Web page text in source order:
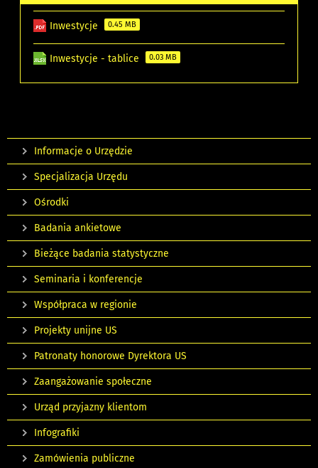
Inwestycje 0.45 MB
Inwestycje - tablice 0.03 MB
Informacje o Urzędzie
Specjalizacja Urzędu
Ośrodki
Badania ankietowe
Bieżące badania statystyczne
Seminaria i konferencje
Współpraca w regionie
Projekty unijne US
Patronaty honorowe Dyrektora US
Zaangażowanie społeczne
Urząd przyjazny klientom
Infografiki
Zamówienia publiczne